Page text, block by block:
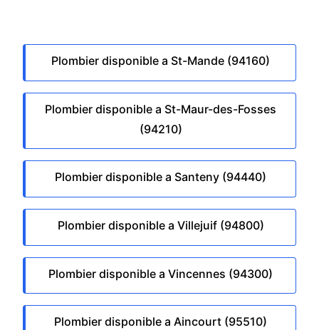
Plombier disponible a St-Mande (94160)
Plombier disponible a St-Maur-des-Fosses
(94210)
Plombier disponible a Santeny (94440)
Plombier disponible a Villejuif (94800)
Plombier disponible a Vincennes (94300)
Plombier disponible a Aincourt (95510)